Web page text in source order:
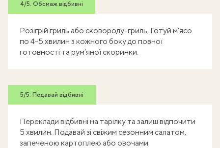
4/5. Обсмаж відбивні
Розігрій гриль або сковороду-гриль. Готуй м’ясо
по 4-5 хвилин з кожного боку до повної
готовності та рум’яної скоринки.
5/5. Подавай відбивні
Переклади відбивні на тарілку та залиш відпочити
5 хвилин. Подавай зі свіжим сезонним салатом,
запеченою картоплею або овочами.